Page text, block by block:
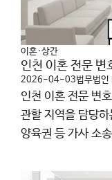
이혼·상간
인천 이혼 전문 변
2026-04-03법무법인
인천 이혼 전문 변
관할 지역을 담당
양육권 등 가사 소